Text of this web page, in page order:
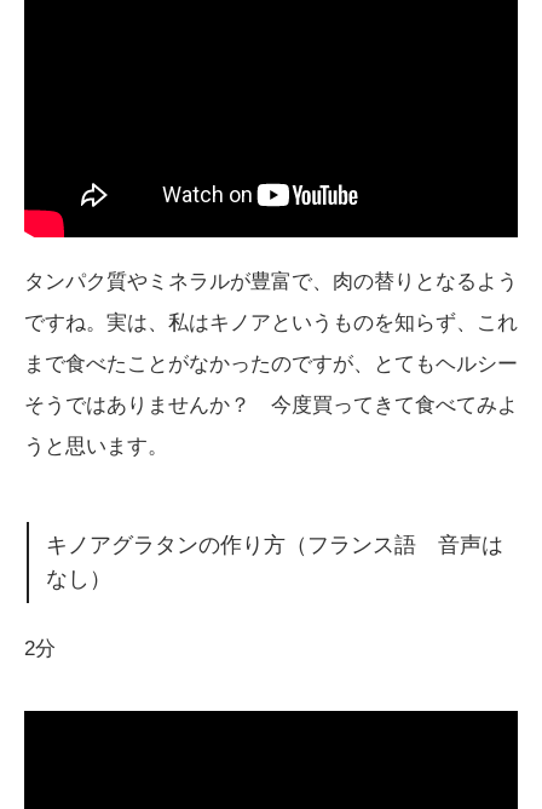
タンパク質やミネラルが豊富で、肉の替りとなるよう
ですね。実は、私はキノアというものを知らず、これ
まで食べたことがなかったのですが、とてもヘルシー
そうではありませんか？ 今度買ってきて食べてみよ
うと思います。
キノアグラタンの作り方（フランス語 音声は
なし）
2分